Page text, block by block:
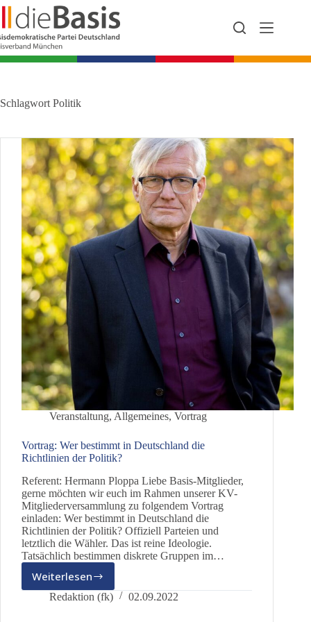
Zum
Inhalt
springen
Schlagwort Politik
Veranstaltung, Allgemeines, Vortrag
Vortrag: Wer bestimmt in Deutschland die
Richtlinien der Politik?
Referent: Hermann Ploppa Liebe Basis-Mitglieder,
gerne möchten wir euch im Rahmen unserer KV-
Mitgliederversammlung zu folgendem Vortrag
einladen: Wer bestimmt in Deutschland die
Richtlinien der Politik? Offiziell Parteien und
letztlich die Wähler. Das ist reine Ideologie.
Tatsächlich bestimmen diskrete Gruppen im…
Weiterlesen
Vortrag:
Wer
Redaktion (fk) 02.09.2022